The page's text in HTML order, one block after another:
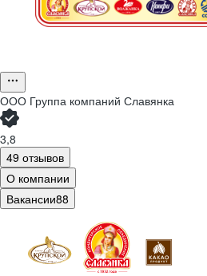
ООО Группа компаний Славянка
3,8
49 отзывов
О компании
Вакансии88